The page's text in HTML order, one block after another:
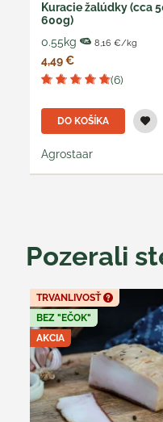
Kuracie žalúdky (cca
600g)
0.55kg
8,16 €/kg
4,49 €
(6)
DO KOŠÍKA
Agrostaar
Pozerali
TRVANLIVOSŤ
BEZ "EČOK"
AKCIA